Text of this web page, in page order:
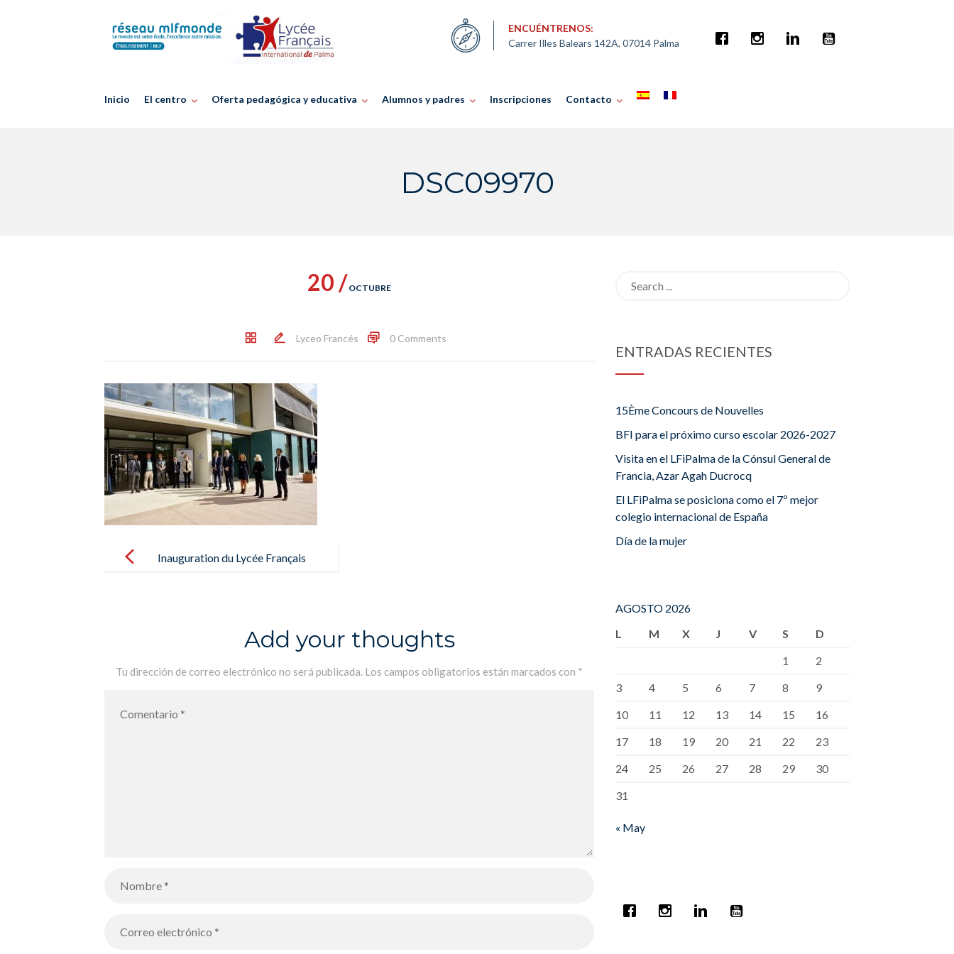
ENCUÉNTRENOS:
Carrer Illes Balears 142A, 07014 Palma
Inicio El centro Oferta pedagógica y educativa Alumnos y padres Inscripciones Contacto
DSC09970
20 / OCTUBRE
Lyceo Francés 0 Comments
navigation
Inauguration du Lycée Français
Palma el sábado 16 de octubreAdd your thoughts
Tu dirección de correo electrónico no será publicada. Los campos obligatorios están marcados con *
ENTRADAS RECIENTES
15Ème Concours de Nouvelles
BFI para el próximo curso escolar 2026-2027
Visita en el LFiPalma de la Cónsul General de
Francia, Azar Agah Ducrocq
El LFiPalma se posiciona como el 7º mejor
colegio internacional de España
Día de la mujer
AGOSTO 2026
L
M X J V S
D
1
2
3
4 5 6 7 8
9
10
11 12 13 14 15
16
17
18 19 20 21 22
23
24
25 26 27 28 29
30
31
« May